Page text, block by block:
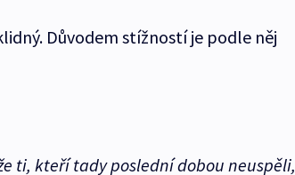
Důvodem stížností je podle něj
ti, kteří tady poslední dobou neuspěli,